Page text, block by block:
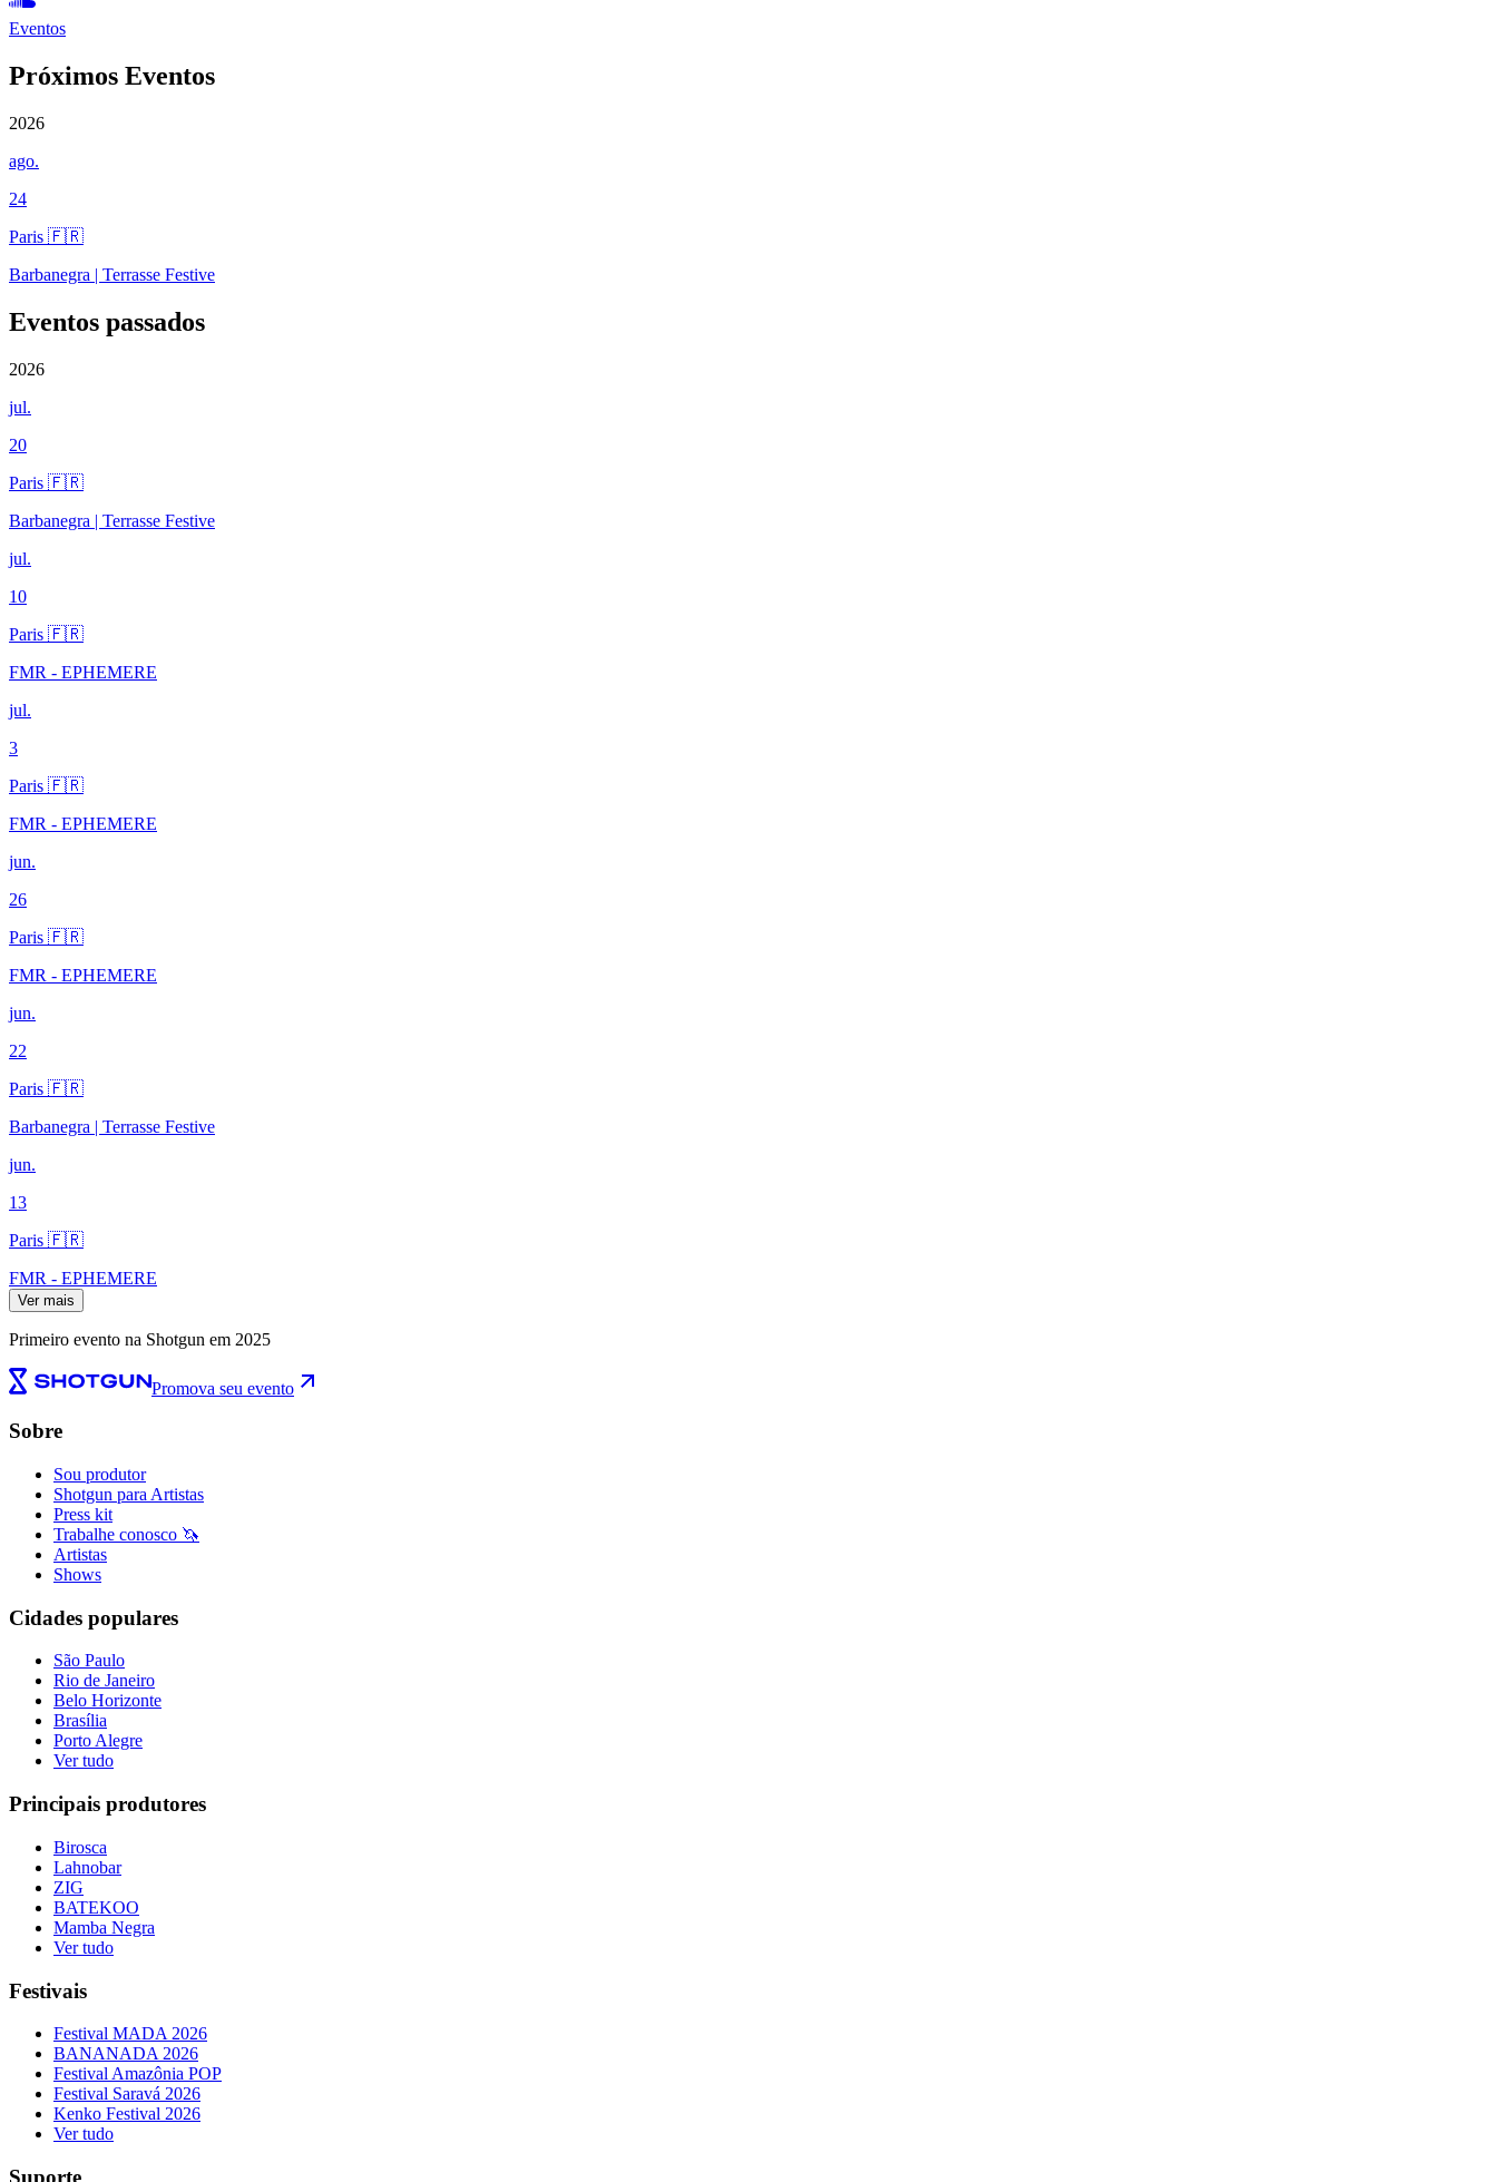
Eventos
Próximos Eventos
2026
ago.
24
Paris 🇫🇷
Barbanegra | Terrasse Festive
Eventos passados
2026
jul.
20
Paris 🇫🇷
Barbanegra | Terrasse Festive
jul.
10
Paris 🇫🇷
FMR - EPHEMERE
jul.
3
Paris 🇫🇷
FMR - EPHEMERE
jun.
26
Paris 🇫🇷
FMR - EPHEMERE
jun.
22
Paris 🇫🇷
Barbanegra | Terrasse Festive
jun.
13
Paris 🇫🇷
FMR - EPHEMERE
Ver mais
Primeiro evento na Shotgun em 2025
Promova seu evento
Sobre
Sou produtor
Shotgun para Artistas
Press kit
Trabalhe conosco 🦄
Artistas
Shows
Cidades populares
São Paulo
Rio de Janeiro
Belo Horizonte
Brasília
Porto Alegre
Ver tudo
Principais produtores
Birosca
Lahnobar
ZIG
BATEKOO
Mamba Negra
Ver tudo
Festivais
Festival MADA 2026
BANANADA 2026
Festival Amazônia POP
Festival Saravá 2026
Kenko Festival 2026
Ver tudo
Suporte